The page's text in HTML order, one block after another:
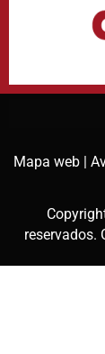
Mapa web |
reservados.